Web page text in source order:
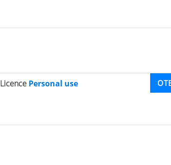
Licence Personal use